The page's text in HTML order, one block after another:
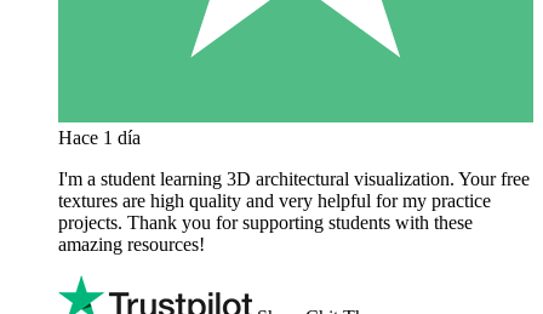
Hace 1 día
I'm a student learning 3D architectural visualization. Your free
textures are high quality and very helpful for my practice
projects. Thank you for supporting students with these
amazing resources!